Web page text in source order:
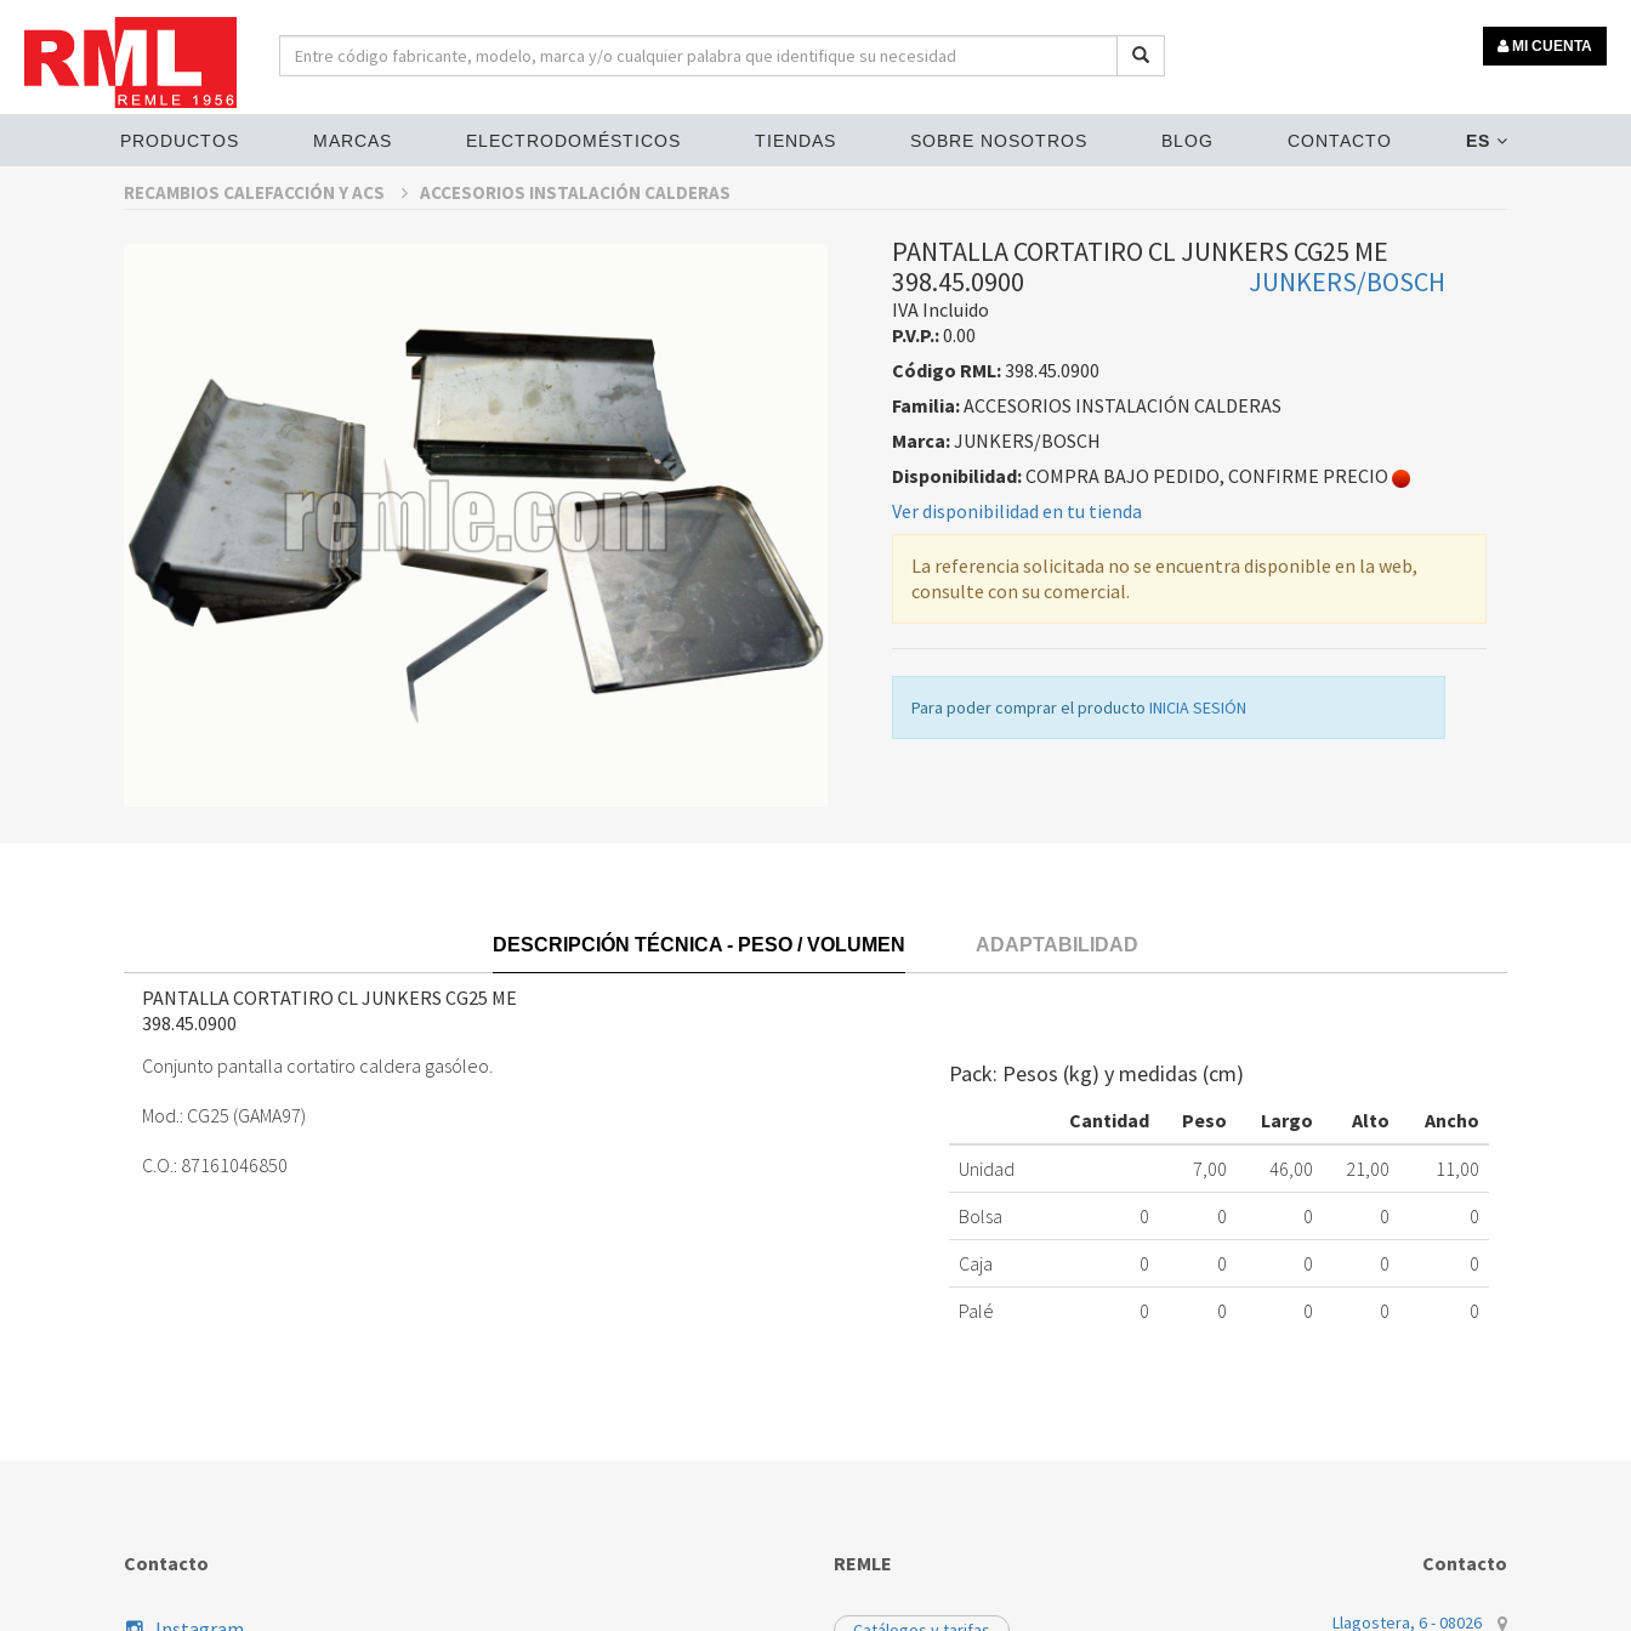
MI CUENTA
PRODUCTOS MARCAS ELECTRODOMÉSTICOS TIENDAS SOBRE NOSOTROS BLOG CONTACTO ES
RECAMBIOS CALEFACCIÓN Y ACS ACCESORIOS INSTALACIÓN CALDERAS
PANTALLA CORTATIRO CL JUNKERS CG25 ME
398.45.0900
JUNKERS/BOSCH
IVA Incluido
P.V.P.:0.00
Código RML:398.45.0900
Familia:ACCESORIOS INSTALACIÓN CALDERAS
Marca:JUNKERS/BOSCH
Disponibilidad:COMPRA BAJO PEDIDO, CONFIRME PRECIO
Ver disponibilidad en tu tienda
La referencia solicitada no se encuentra disponible en la web,
consulte con su comercial.
Para poder comprar el producto INICIA SESIÓN
DESCRIPCIÓN TÉCNICA - PESO / VOLUMEN ADAPTABILIDAD
PANTALLA CORTATIRO CL JUNKERS CG25 ME
398.45.0900
Conjunto pantalla cortatiro caldera gasóleo.
Mod.: CG25 (GAMA97)
C.O.: 87161046850
Pack: Pesos (kg) y medidas (cm)
Cantidad Peso Largo Alto
Ancho
Unidad
7,00 46,00 21,00
11,00
Bolsa
0 0 0 0
0
Caja
0 0 0 0
0
Palé
0 0 0 0 0
Contacto REMLE Contacto
Llagostera, 6 - 08026